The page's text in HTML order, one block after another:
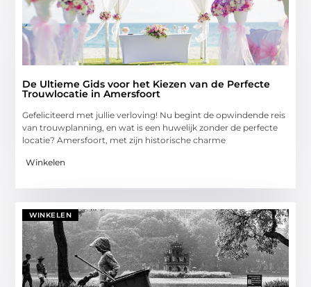
De Ultieme Gids voor het Kiezen van de Perfecte
Trouwlocatie in Amersfoort
Gefeliciteerd met jullie verloving! Nu begint de opwindende reis
van trouwplanning, en wat is een huwelijk zonder de perfecte
locatie? Amersfoort, met zijn historische charme
Winkelen
WINKELEN